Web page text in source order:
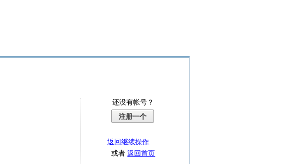
还没有帐号？
注册一个
返回继续操作
或者返回首页